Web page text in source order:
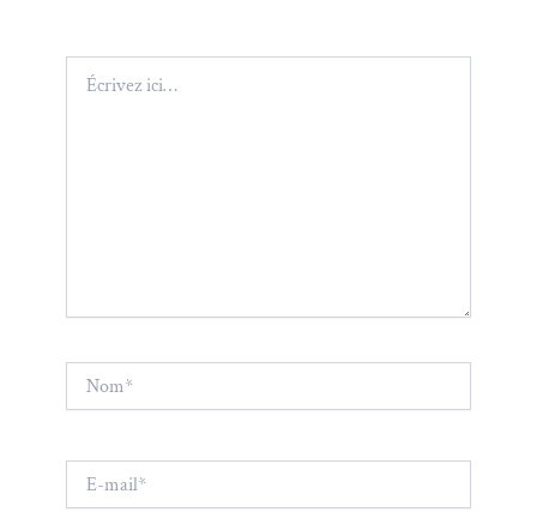
ici…
mail*